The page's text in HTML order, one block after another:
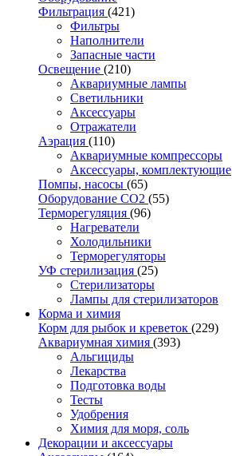
Фильтрация (421)
Фильтры
Наполнители
Запасные части
Освещение (210)
Аквариумные лампы
Светильники
Аксессуары
Отражатели
Аэрация (110)
Аквариумные компрессоры
Аксессуары, комплектующие
Помпы, насосы (65)
Оборудование CO2 (55)
Терморегуляция (96)
Нагреватели
Холодильники
Терморегуляторы
УФ стерилизация (25)
Стерилизаторы
Лампы для стерилизаторов
Корма и химия
Корм для рыбок и креветок (229)
Аквариумная химия (393)
Альгициды
Лекарства
Подготовка воды
Тесты
Удобрения
Химия для моря, соль
Декорации и аксессуары